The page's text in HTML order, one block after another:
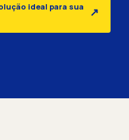
ideal para sua
↗